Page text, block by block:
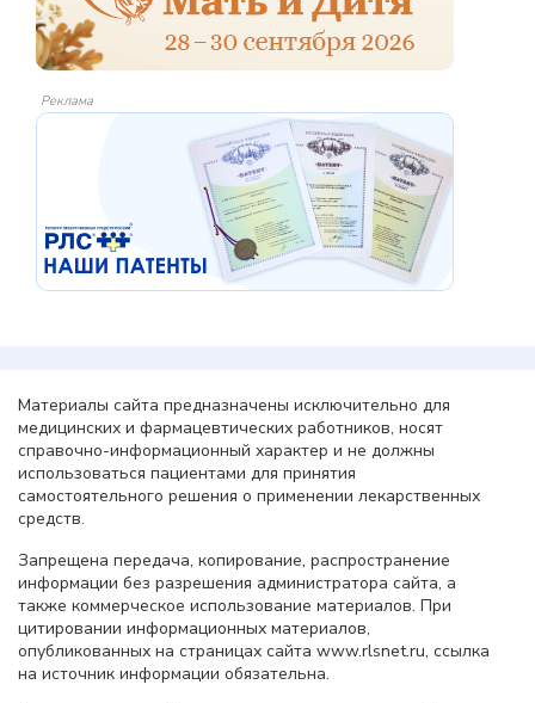
Реклама
Материалы сайта предназначены исключительно для
медицинских и фармацевтических работников, носят
справочно-информационный характер и не должны
использоваться пациентами для принятия
самостоятельного решения о применении лекарственных
средств.
Запрещена передача, копирование, распространение
информации без разрешения администратора сайта, а
также коммерческое использование материалов. При
цитировании информационных материалов,
опубликованных на страницах сайта www.rlsnet.ru, ссылка
на источник информации обязательна.